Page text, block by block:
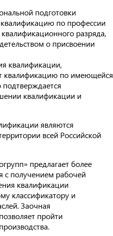
подготовки
по профессии
разряда,
о присвоении
квалификации,
по имеющейся
квалификации и
являются
всей Российской
предлагает более
с получением рабочей
квалификации
классификатору и
Заочная
пройти